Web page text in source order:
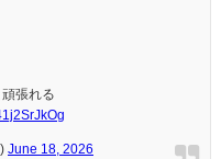
張れる
June 18, 2026